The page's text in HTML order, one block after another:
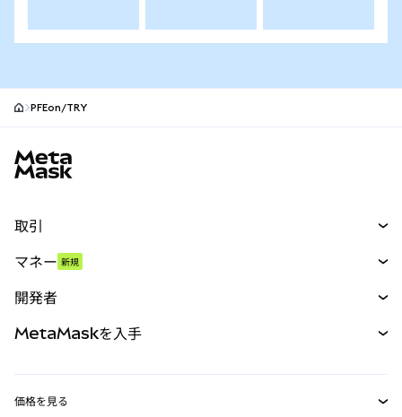
PFEon/TRY
取引
パーペチュアル
RWA
マネー 新規
開発者
MetaMaskを入手
価格を見る